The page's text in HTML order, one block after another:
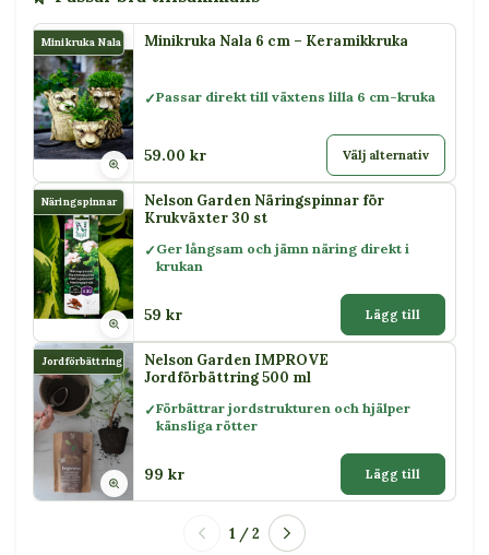
Minikruka Nala Minikruka Nala 6 cm – Keramikkruka
Passar direkt till växtens lilla 6 cm-kruka
59.00 kr Välj alternativ
Näringspinnar
Nelson Garden Näringspinnar för
Krukväxter 30 st
Ger långsam och jämn näring direkt i
krukan
59 kr Lägg till
Jordförbättring
Nelson Garden IMPROVE
Jordförbättring 500 ml
Förbättrar jordstrukturen och hjälper
känsliga rötter
99 kr Lägg till
1 / 2